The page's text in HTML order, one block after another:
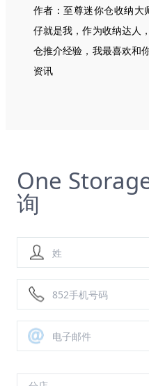
作者：至尊迷你仓收纳大
仔就是我，作为收纳达人
仓推介经验，我最喜欢和
资讯
One
询